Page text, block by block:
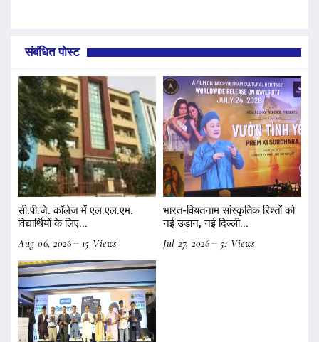
संबंधित पोस्ट
सी.पी.जे. कॉलेज में एल.एल.एम.
विद्यार्थियों के लिए...
Aug 06, 2026
15 Views
भारत-वियतनाम सांस्कृतिक रिश्तों को
नई उड़ान, नई दिल्ली...
Jul 27, 2026
51 Views